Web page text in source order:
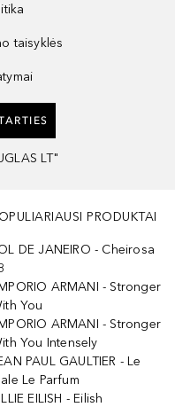
taisyklės
LT"
PRODUKTAI
DE JANEIRO - Cheirosa
ARMANI - Stronger
You
ARMANI - Stronger
You Intensely
PAUL GAULTIER - Le
Le Parfum
EILISH - Eilish